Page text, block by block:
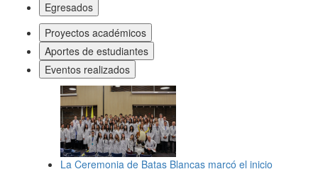
Egresados
Proyectos académicos
Aportes de estudiantes
Eventos realizados
La Ceremonia de Batas Blancas marcó el inicio